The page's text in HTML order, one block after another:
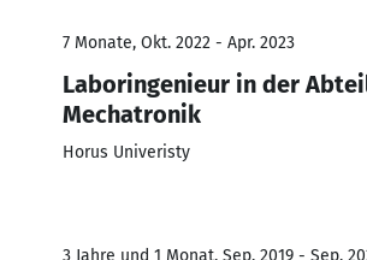
7 Monate, Okt. 2022 - Apr. 2023
Laboringenieur in der
Mechatronik
Horus Univeristy
3 Jahre und 1 Monat, Sep. 2019 - Sep.